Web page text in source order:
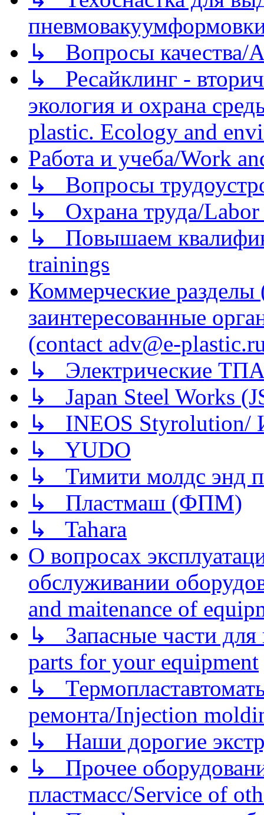
↳ Вопросы качества/
↳ Ресайклинг -
экология и охрана
plastic. Ecology and
Работа и учеба/Work
↳ Вопросы
↳ Охрана труда/Labor
↳ Повышаем
trainings
Коммерческие
заинтересованные
(contact adv@e-
↳ Электрические
↳ Japan Steel Works
↳ INEOS
↳ YUDO
↳ Тимити молдс энд
↳ Пластмаш (ФПМ)
↳ Tahara
О вопросах
обслуживании
and maitenance of
↳ Запасные части для
parts for your equipment
↳
ремонта/Injection
↳ Наши дорогие
↳ Прочее
пластмасс/Service of